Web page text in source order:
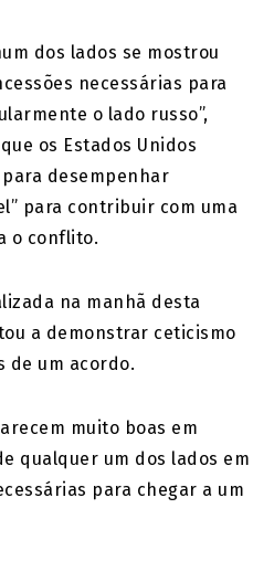
dos lados se mostrou
necessárias para
o lado russo”,
os Estados Unidos
desempenhar
para contribuir com uma
o conflito.
na manhã desta
a demonstrar ceticismo
de um acordo.
muito boas em
qualquer um dos lados em
para chegar a um